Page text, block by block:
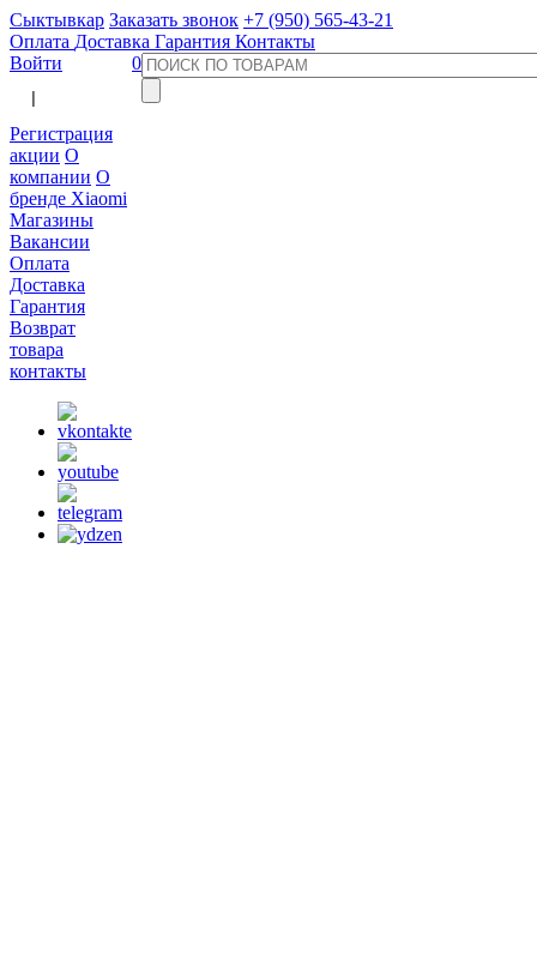
Сыктывкар Заказать звонок +7 (950) 565-43-21
Оплата Доставка Гарантия Контакты
Войти
Регистрация
акции О
компании О
бренде Xiaomi
Магазины
Вакансии
Оплата
Доставка
Гарантия
Возврат
товара
контакты
0